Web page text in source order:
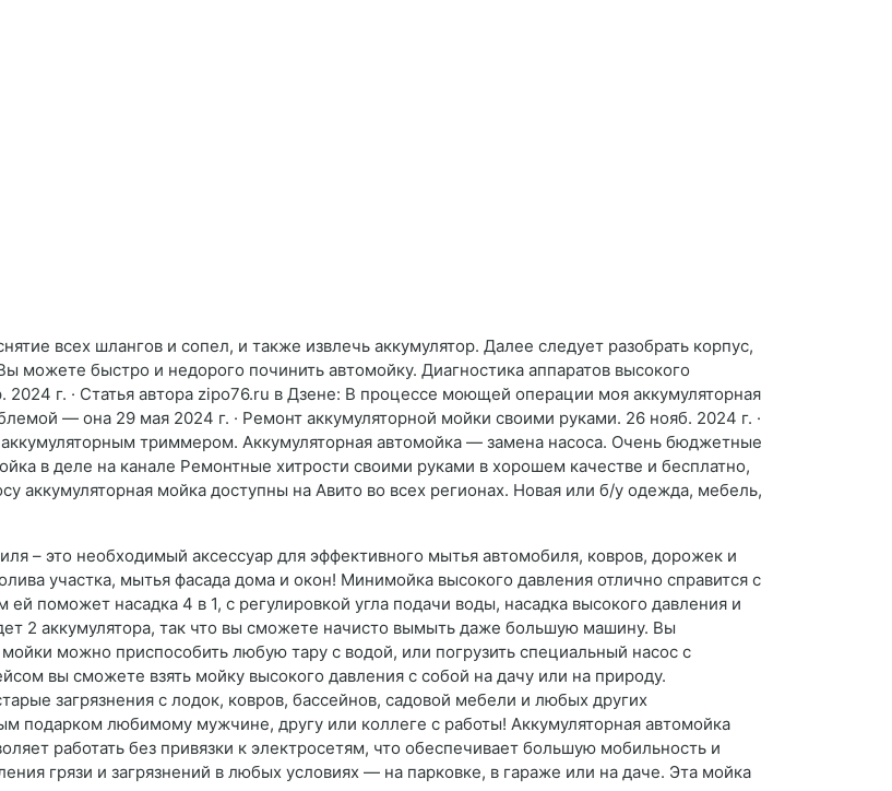
всех шлангов и сопел, и также извлечь аккумулятор. Далее следует разобрать корпус,
можете быстро и недорого починить автомойку. Диагностика аппаратов высокого
г. · Статья автора zipo76.ru в Дзене: В процессе моющей операции моя аккумуляторная
— она 29 мая 2024 г. · Ремонт аккумуляторной мойки своими руками. 26 нояб. 2024 г. ·
триммером. Аккумуляторная автомойка — замена насоса. Очень бюджетные
в деле на канале Ремонтные хитрости своими руками в хорошем качестве и бесплатно,
аккумуляторная мойка доступны на Авито во всех регионах. Новая или б/у одежда, мебель,
– это необходимый аксессуар для эффективного мытья автомобиля, ковров, дорожек и
участка, мытья фасада дома и окон! Минимойка высокого давления отлично справится с
поможет насадка 4 в 1, с регулировкой угла подачи воды, насадка высокого давления и
2 аккумулятора, так что вы сможете начисто вымыть даже большую машину. Вы
можно приспособить любую тару с водой, или погрузить специальный насос с
вы сможете взять мойку высокого давления с собой на дачу или на природу.
загрязнения с лодок, ковров, бассейнов, садовой мебели и любых других
подарком любимому мужчине, другу или коллеге с работы! Аккумуляторная автомойка
работать без привязки к электросетям, что обеспечивает большую мобильность и
грязи и загрязнений в любых условиях — на парковке, в гараже или на даче. Эта мойка